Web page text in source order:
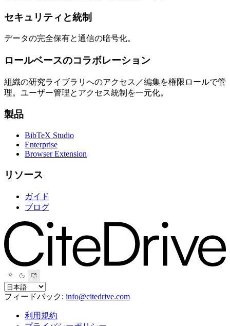
セキュリティと統制
データの完全保有と通信の暗号化。
ロールベースのコラボレーション
組織の研究ライブラリへのアクセス／編集を権限ロールで管
理。ユーザー管理とアクセス統制を一元化。
製品
BibTeX Studio
Enterprise
Browser Extension
リソース
ガイド
ブログ
フィードバック: info@citedrive.com
利用規約